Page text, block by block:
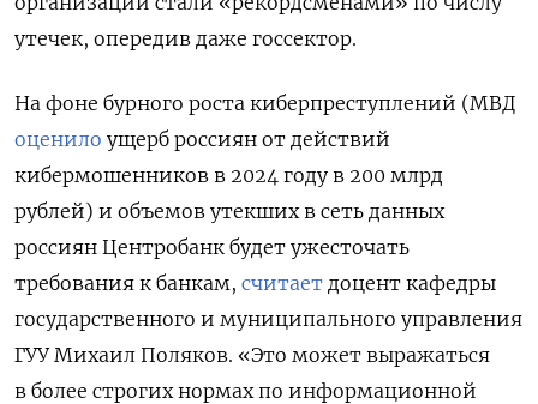
утечек, опередив даже госсектор.
На фоне бурного роста киберпреступлений (МВД
оценило ущерб россиян от действий
кибермошенников в 2024 году в 200 млрд
рублей) и объемов утекших в сеть данных
россиян Центробанк будет ужесточать
требования к банкам, считает доцент кафедры
государственного и муниципального управления
ГУУ Михаил Поляков. «Это может выражаться
в более строгих нормах по информационной